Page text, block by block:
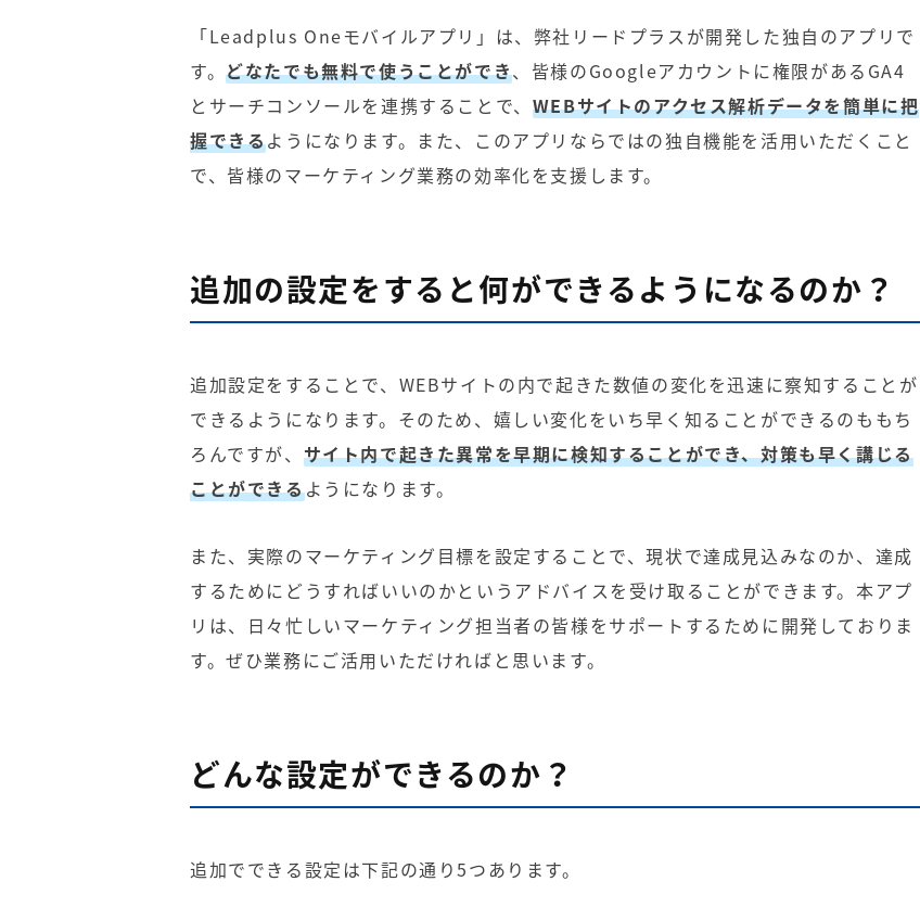
「Leadplus Oneモバイルアプリ」は、弊社リードプラスが開発した独自のアプリで
す。どなたでも無料で使うことができ、皆様のGoogleアカウントに権限があるGA4
とサーチコンソールを連携することで、 WEBサイトのアクセス解析データを簡単に把
握できるようになります。また、このアプリならではの独自機能を活用いただくこと
で、皆様のマーケティング業務の効率化を支援します。
追加の設定をすると何ができるようになるのか？
追加設定をすることで、WEBサイトの内で起きた数値の変化を迅速に察知することが
できるようになります。そのため、嬉しい変化をいち早く知ることができるのももち
ろんですが、 サイト内で起きた異常を早期に検知することができ、対策も早く講じる
ことができるようになります。
また、実際のマーケティング目標を設定することで、現状で達成見込みなのか、達成
するためにどうすればいいのかというアドバイスを受け取ることができます。本アプ
リは、日々忙しいマーケティング担当者の皆様をサポートするために開発しておりま
す。ぜひ業務にご活用いただければと思います。
どんな設定ができるのか？
追加でできる設定は下記の通り5つあります。